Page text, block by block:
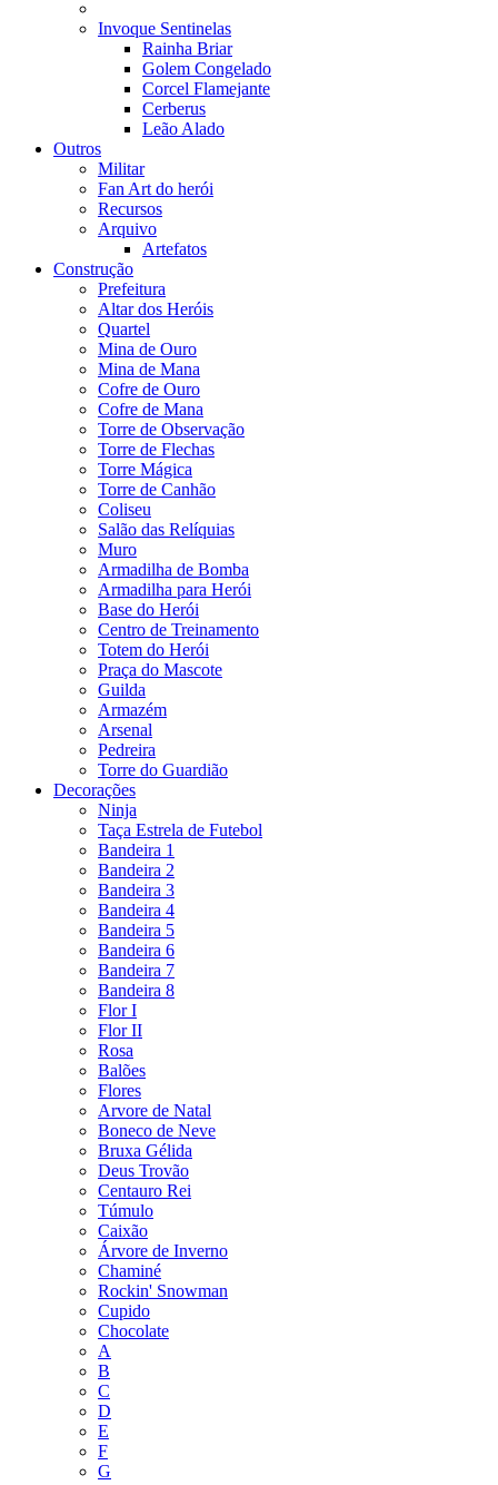
Invoque Sentinelas
Rainha Briar
Golem Congelado
Corcel Flamejante
Cerberus
Leão Alado
Outros
Militar
Fan Art do herói
Recursos
Arquivo
Artefatos
Construção
Prefeitura
Altar dos Heróis
Quartel
Mina de Ouro
Mina de Mana
Cofre de Ouro
Cofre de Mana
Torre de Observação
Torre de Flechas
Torre Mágica
Torre de Canhão
Coliseu
Salão das Relíquias
Muro
Armadilha de Bomba
Armadilha para Herói
Base do Herói
Centro de Treinamento
Totem do Herói
Praça do Mascote
Guilda
Armazém
Arsenal
Pedreira
Torre do Guardião
Decorações
Ninja
Taça Estrela de Futebol
Bandeira 1
Bandeira 2
Bandeira 3
Bandeira 4
Bandeira 5
Bandeira 6
Bandeira 7
Bandeira 8
Flor I
Flor II
Rosa
Balões
Flores
Arvore de Natal
Boneco de Neve
Bruxa Gélida
Deus Trovão
Centauro Rei
Túmulo
Caixão
Árvore de Inverno
Chaminé
Rockin' Snowman
Cupido
Chocolate
A
B
C
D
E
F
G